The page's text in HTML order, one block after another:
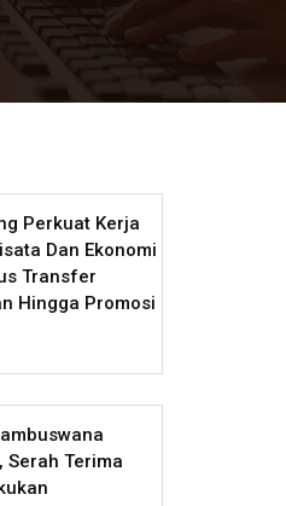
Perkuat Kerja
Dan Ekonomi
Transfer
Hingga Promosi
Serah Terima